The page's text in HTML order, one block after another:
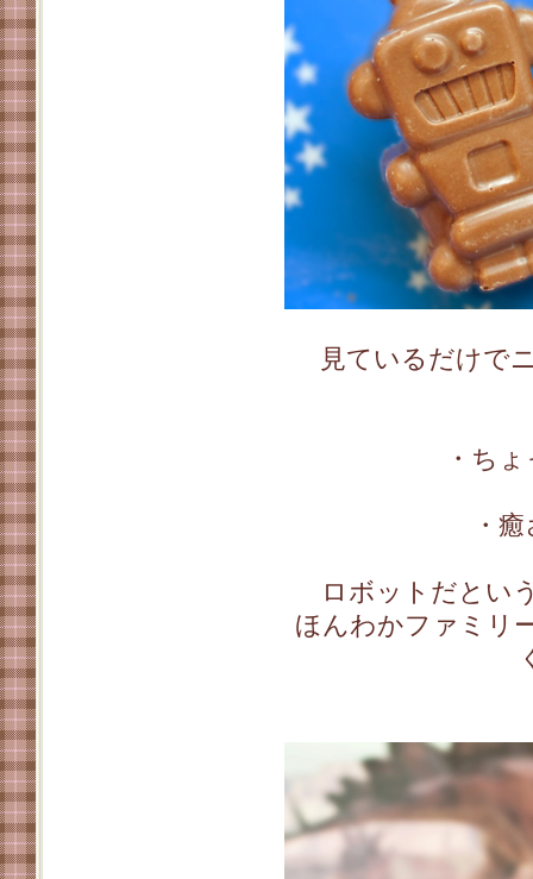
見ているだけで
・ち
・
ロボットだとい
ほんわかファミリ